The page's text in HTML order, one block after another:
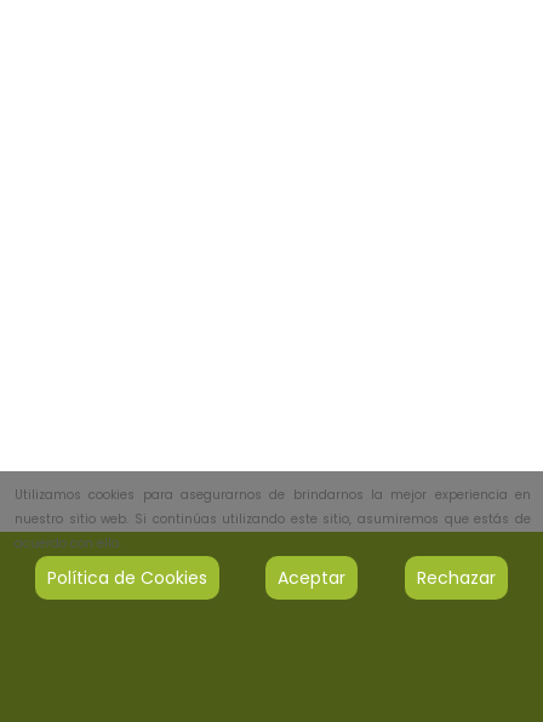
Utilizamos cookies para asegurarnos de brindarnos la mejor experiencia en
nuestro sitio web. Si continúas utilizando este sitio, asumiremos que estás de
acuerdo con ello.
Política de Cookies Aceptar Rechazar